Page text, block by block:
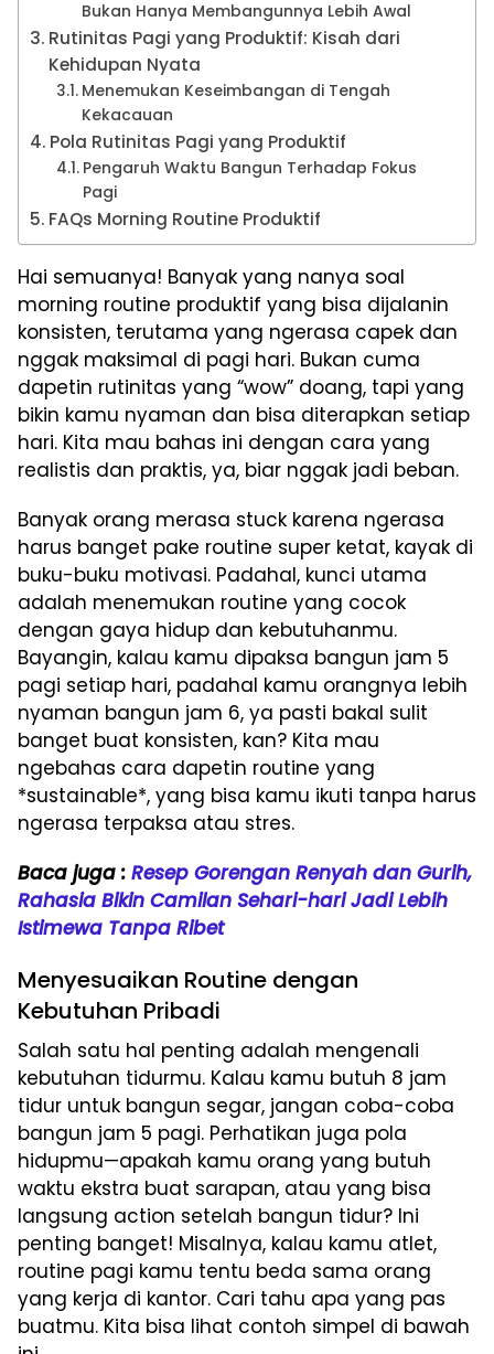
Bukan Hanya Membangunnya Lebih Awal
Rutinitas Pagi yang Produktif: Kisah dari
Kehidupan Nyata
Menemukan Keseimbangan di Tengah
Kekacauan
Pola Rutinitas Pagi yang Produktif
Pengaruh Waktu Bangun Terhadap Fokus
Pagi
FAQs Morning Routine Produktif
Hai semuanya! Banyak yang nanya soal
morning routine produktif yang bisa dijalanin
konsisten, terutama yang ngerasa capek dan
nggak maksimal di pagi hari. Bukan cuma
dapetin rutinitas yang “wow” doang, tapi yang
bikin kamu nyaman dan bisa diterapkan setiap
hari. Kita mau bahas ini dengan cara yang
realistis dan praktis, ya, biar nggak jadi beban.
Banyak orang merasa stuck karena ngerasa
harus banget pake routine super ketat, kayak di
buku-buku motivasi. Padahal, kunci utama
adalah menemukan routine yang cocok
dengan gaya hidup dan kebutuhanmu.
Bayangin, kalau kamu dipaksa bangun jam 5
pagi setiap hari, padahal kamu orangnya lebih
nyaman bangun jam 6, ya pasti bakal sulit
banget buat konsisten, kan? Kita mau
ngebahas cara dapetin routine yang
*sustainable*, yang bisa kamu ikuti tanpa harus
ngerasa terpaksa atau stres.
Baca juga : Resep Gorengan Renyah dan Gurih,
Rahasia Bikin Camilan Sehari-hari Jadi Lebih
Istimewa Tanpa Ribet
Menyesuaikan Routine dengan
Kebutuhan Pribadi
Salah satu hal penting adalah mengenali
kebutuhan tidurmu. Kalau kamu butuh 8 jam
tidur untuk bangun segar, jangan coba-coba
bangun jam 5 pagi. Perhatikan juga pola
hidupmu—apakah kamu orang yang butuh
waktu ekstra buat sarapan, atau yang bisa
langsung action setelah bangun tidur? Ini
penting banget! Misalnya, kalau kamu atlet,
routine pagi kamu tentu beda sama orang
yang kerja di kantor. Cari tahu apa yang pas
buatmu. Kita bisa lihat contoh simpel di bawah